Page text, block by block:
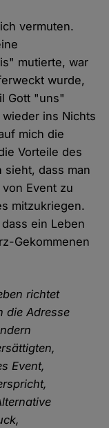
vermuten.
mutierte, war
wurde,
Gott "uns"
ins Nichts
mich die
Vorteile des
sieht, dass man
Event zu
mitzukriegen.
ein Leben
Gekommenen
richtet
die Adresse
Event,